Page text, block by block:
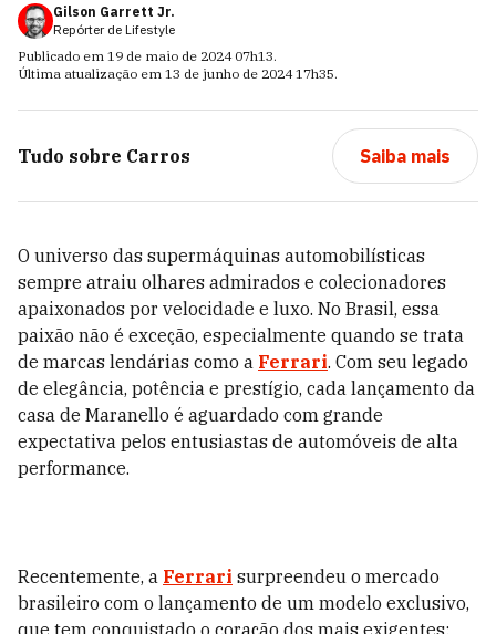
Gilson Garrett Jr.
Repórter de Lifestyle
Publicado em 19 de maio de 2024 07h13.
Última atualização em 13 de junho de 2024 17h35.
Tudo sobre Carros Saiba mais
O universo das supermáquinas automobilísticas
sempre atraiu olhares admirados e colecionadores
apaixonados por velocidade e luxo. No Brasil, essa
paixão não é exceção, especialmente quando se trata
de marcas lendárias como a Ferrari. Com seu legado
de elegância, potência e prestígio, cada lançamento da
casa de Maranello é aguardado com grande
expectativa pelos entusiastas de automóveis de alta
performance.
Recentemente, a Ferrari surpreendeu o mercado
brasileiro com o lançamento de um modelo exclusivo,
que tem conquistado o coração dos mais exigentes: